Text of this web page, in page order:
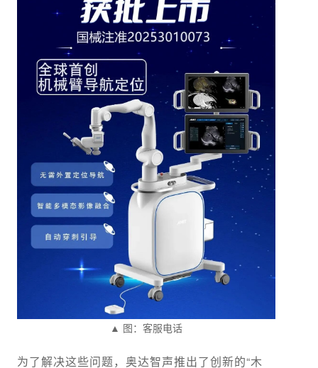
▲ 图：客服电话
为了解决这些问题，奥达智声推出了创新的“木